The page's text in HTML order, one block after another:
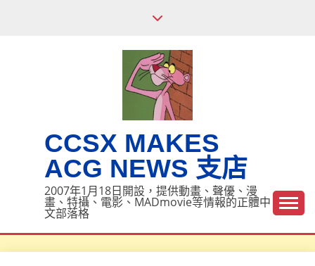
CCSX MAKES
ACG NEWS 支店
2007年1月18日開設，提供動畫、聲優、漫
畫、特攝、電影、MADmovie等情報的正體中
文部落格